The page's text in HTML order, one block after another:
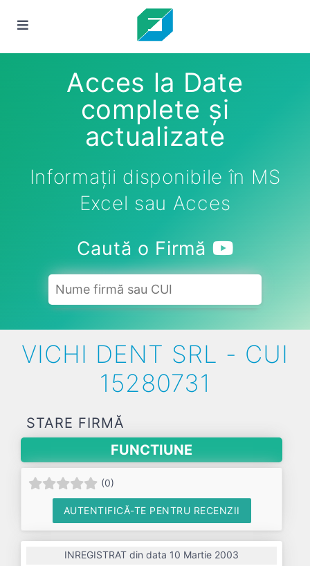
Acces la Date
complete și
actualizate
Informații disponibile în MS
Excel sau Acces
Caută o Firmă
VICHI DENT SRL - CUI
15280731
STARE FIRMĂ
FUNCTIUNE
(0)
AUTENTIFICĂ-TE PENTRU RECENZII
INREGISTRAT din data 10 Martie 2003